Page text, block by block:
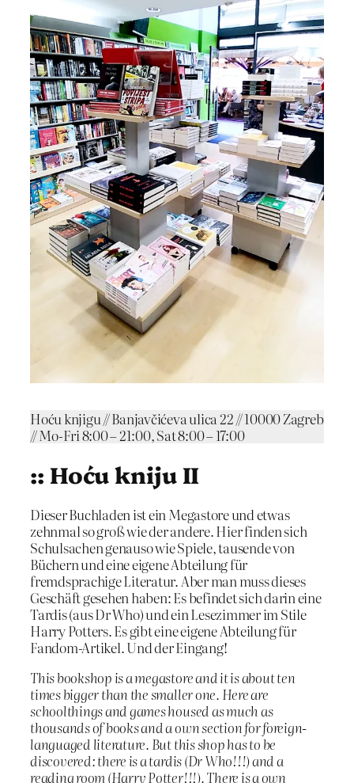
Hoću knjigu // Banjavčićeva ulica 22 // 10000 Zagreb
// Mo-Fri 8:00 – 21:00, Sat 8:00 – 17:00
:: Hoću kniju II
Dieser Buchladen ist ein Megastore und etwas
zehnmal so groß wie der andere. Hier finden sich
Schulsachen genauso wie Spiele, tausende von
Büchern und eine eigene Abteilung für
fremdsprachige Literatur. Aber man muss dieses
Geschäft gesehen haben: Es befindet sich darin eine
Tardis (aus Dr Who) und ein Lesezimmer im Stile
Harry Potters. Es gibt eine eigene Abteilung für
Fandom-Artikel. Und der Eingang!
This bookshop is a megastore and it is about ten
times bigger than the smaller one. Here are
schoolthings and games housed as much as
thousands of books and a own section for foreign-
languaged literature. But this shop has to be
discovered: there is a tardis (Dr Who!!!) and a
reading room (Harry Potter!!!). There is a own